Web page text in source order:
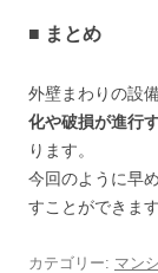
■ まとめ
外壁まわりの設
化や破損が進行
ります。
今回のように早
すことができます
カテゴリー: マン